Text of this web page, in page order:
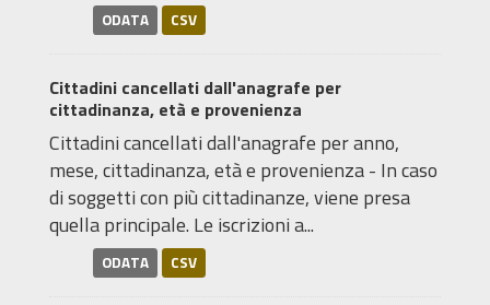
ODATA CSV
Cittadini cancellati dall'anagrafe per
cittadinanza, età e provenienza
Cittadini cancellati dall'anagrafe per anno,
mese, cittadinanza, età e provenienza - In caso
di soggetti con più cittadinanze, viene presa
quella principale. Le iscrizioni a...
ODATA CSV